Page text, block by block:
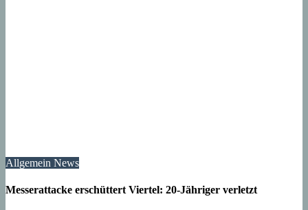
Allgemein News
Messerattacke erschüttert Viertel: 20-Jähriger verletzt